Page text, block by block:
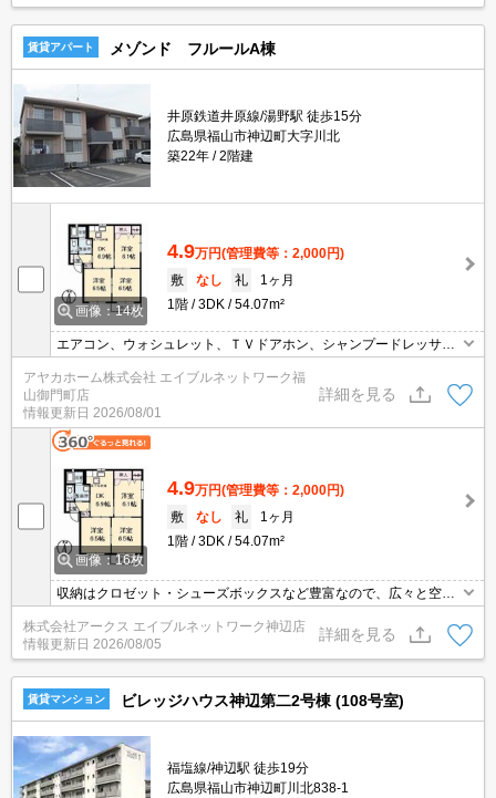
賃貸アパート メゾンド フルールA棟
井原鉄道井原線/湯野駅 徒歩15分
広島県福山市神辺町大字川北
築22年
2階建
画像：14枚
4.9万円(管理費等：2,000円)
敷
なし 礼
1ヶ月
1階
3DK 54.07m²
エアコン、ウォシュレット、ＴＶドアホン、シャンプードレッサ
ー、追い炊き機能付バス完備。駐車場1台分込です。
アヤカホーム株式会社 エイブルネットワーク福
山御門町店
情報更新日 2026/08/01
詳細を見る
画像：16枚
4.9万円(管理費等：2,000円)
敷
なし 礼
1ヶ月
1階
3DK 54.07m²
収納はクロゼット・シューズボックスなど豊富なので、広々と空間
を利用することも可能です。アパートの洗面所は独立したタイプ
で、快適にお使いいただけます。訪問者をカメラで確認できるTVイ
ンターホン設置済み。3DKで充実したキッチン付きの物件です。BS
の受信環境は整っているので、BS加入後すぐに視聴できます。
株式会社アークス エイブルネットワーク神辺店
情報更新日 2026/08/05
詳細を見る
賃貸マンション ビレッジハウス神辺第二2号棟 (108号室)
福塩線/神辺駅 徒歩19分
広島県福山市神辺町川北838-1